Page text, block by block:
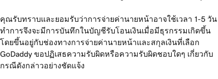
คุณรับทราบและยอมรับว่าการจ่ายค่านายหน้าอาจใช้เวลา 1-5 วัน
ทำการจึงจะมีการบันทึกในบัญชีรับโอนเงินเมื่อมีธุรกรรมเกิดขึ้น
โดยขึ้นอยู่กับช่องทางการจ่ายค่านายหน้าและสกุลเงินที่เลือก
GoDaddy ขอปฏิเสธความรับผิดหรือความรับผิดชอบใดๆ เกี่ยวกับ
กรณีดังกล่าวอย่างชัดแจ้ง